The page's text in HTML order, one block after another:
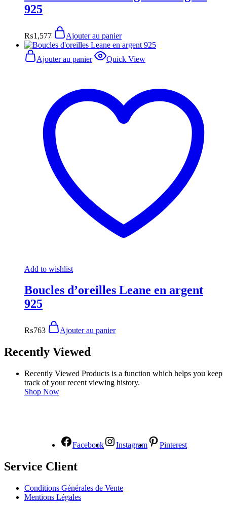
925
₨1,577 Ajouter au panier
Ajouter au panier Quick View
Add to wishlist
Boucles d’oreilles Leane en argent
925
₨763 Ajouter au panier
Recently Viewed
Recently Viewed Products is a function which helps you keep
track of your recent viewing history.
Shop Now
Facebook Instagram Pinterest
Service Client
Conditions Générales de Vente
Mentions Légales